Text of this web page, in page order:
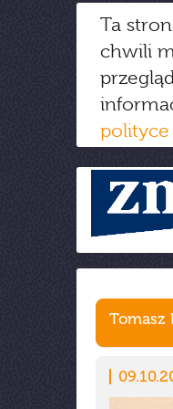
Ta
chwili
Tomasz